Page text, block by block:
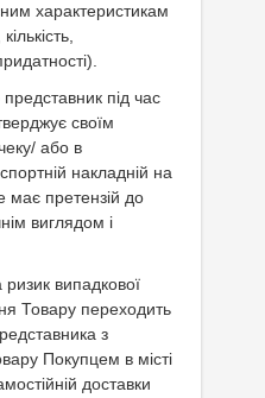
характеристикам
під час
своїм
або в
накладній на
має претензій до
виглядом і
випадкової
Товару переходить
з
Покупцем в місті
доставки